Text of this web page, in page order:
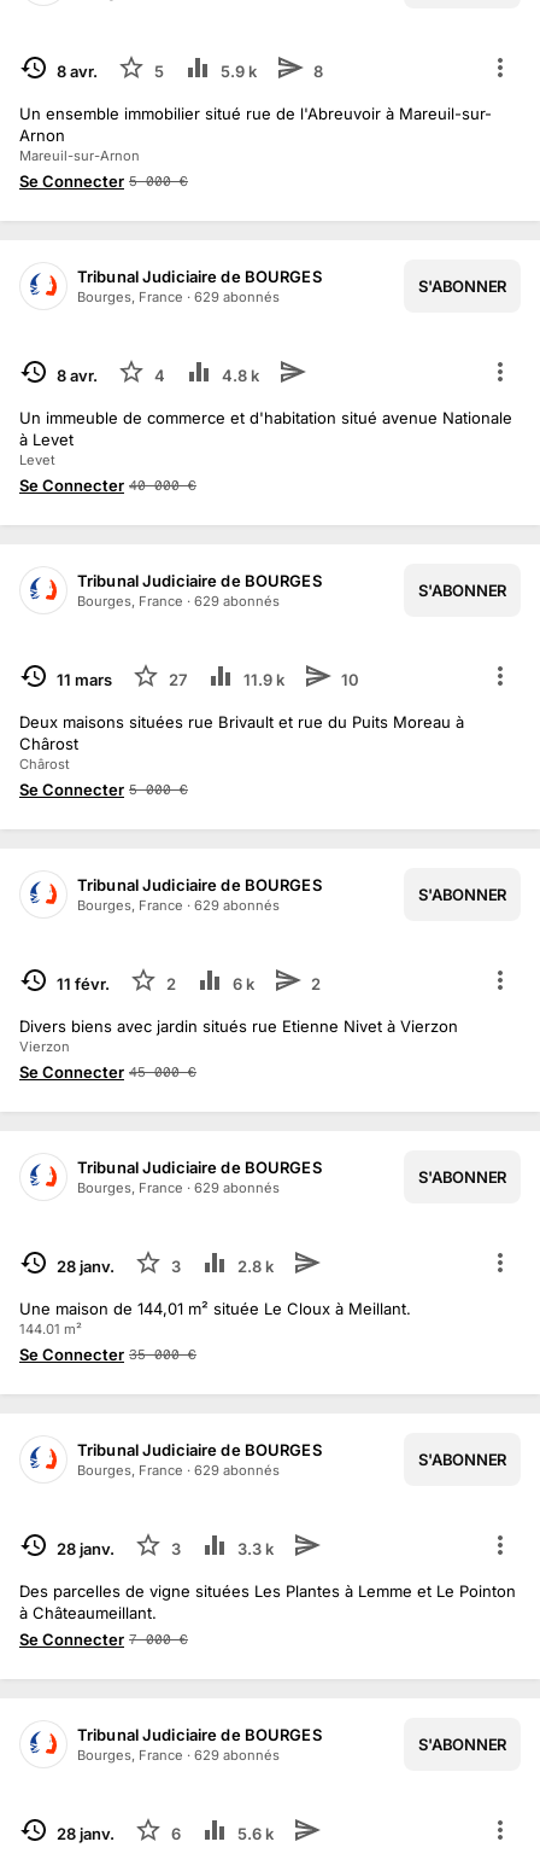
TERMINÉ8 avr. 5 5.9 k 8
Un ensemble immobilier situé rue de l'Abreuvoir à Mareuil-sur-
Arnon
Mareuil-sur-Arnon
Se Connecter 5 000 €
Tribunal Judiciaire de BOURGES
Bourges, France · 629 abonnés
S'ABONNER
TERMINÉ8 avr. 4 4.8 k
Un immeuble de commerce et d'habitation situé avenue Nationale
à Levet
Levet
Se Connecter 40 000 €
Tribunal Judiciaire de BOURGES
Bourges, France · 629 abonnés
S'ABONNER
TERMINÉ
1/29
11 mars 27 11.9 k 10
Deux maisons situées rue Brivault et rue du Puits Moreau à
Chârost
Chârost
Se Connecter 5 000 €
Tribunal Judiciaire de BOURGES
Bourges, France · 629 abonnés
S'ABONNER
TERMINÉ11 févr. 2 6 k 2
Divers biens avec jardin situés rue Etienne Nivet à Vierzon
Vierzon
Se Connecter 45 000 €
Tribunal Judiciaire de BOURGES
Bourges, France · 629 abonnés
S'ABONNER
TERMINÉ28 janv. 3 2.8 k
Une maison de 144,01 m² située Le Cloux à Meillant.
144.01 m²
Se Connecter 35 000 €
Tribunal Judiciaire de BOURGES
Bourges, France · 629 abonnés
S'ABONNER
TERMINÉ28 janv. 3 3.3 k
Des parcelles de vigne situées Les Plantes à Lemme et Le Pointon
à Châteaumeillant.
Se Connecter 7 000 €
Tribunal Judiciaire de BOURGES
Bourges, France · 629 abonnés
S'ABONNER
TERMINÉ28 janv. 6 5.6 k